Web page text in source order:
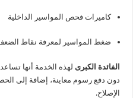
كاميرات فحص المواسير الداخلية
ضغط المواسير لمعرفة نقاط
الفائدة الكبرى لهذه الخدمة أنها
دون دفع رسوم معاينة، إضافة إلى
الإصلاح.